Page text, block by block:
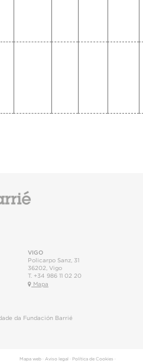
VIGO
Policarpo Sanz, 31
36202 Vigo
T. +34 986 11 02 20
Mapa
da Fundación Barrié
Mapa web· Aviso legal · Política de Cookies ·